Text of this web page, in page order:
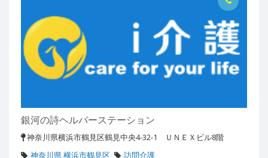
銀河の詩ヘルパーステーション
神奈川県横浜市鶴見区鶴見中央4-32-1 ＵＮＥＸビル8階
神奈川県 横浜市鶴見区
訪問介護